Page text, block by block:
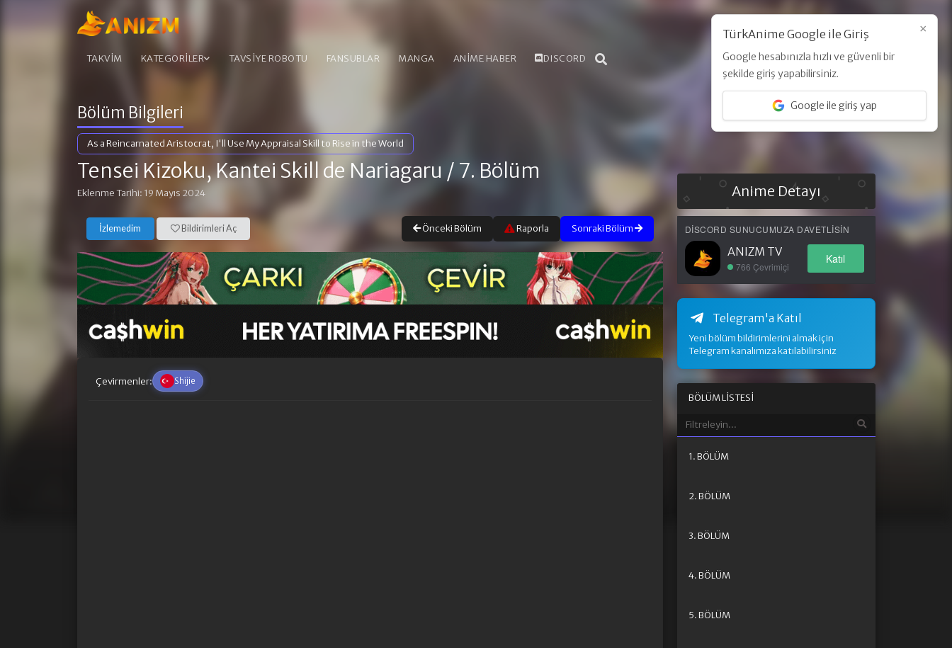
TAKVİM KATEGORİLER TAVSİYE ROBOTU FANSUBLAR MANGA ANİME HABER DISCORD Üye Ol Giriş Yap
Bölüm Bilgileri
As a Reincarnated Aristocrat, I'll Use My Appraisal Skill to Rise in the World
Tensei Kizoku, Kantei Skill de Nariagaru / 7. Bölüm
Eklenme Tarihi: 19 Mayıs 2024
İzlemedim Bildirimleri Aç Önceki Bölüm Raporla Sonraki Bölüm
Çevirmenler: Shijie
DISCORD SUNUCUMUZA DAVETLISIN
ANIZM TV
766 Çevrimiçi
Katıl
Telegram'a Katıl
Yeni bölüm bildirimlerini almak için
Telegram kanalımıza katılabilirsiniz
Anime Detayı
BÖLÜM LISTESI
1. BÖLÜM
2. BÖLÜM
3. BÖLÜM
4. BÖLÜM
5. BÖLÜM
×
TürkAnime Google ile Giriş
Google hesabınızla hızlı ve güvenli bir
şekilde giriş yapabilirsiniz.
Google ile giriş yap